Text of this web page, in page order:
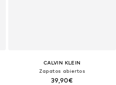
CALVIN KLEIN
Zapatos abiertos
39,90€